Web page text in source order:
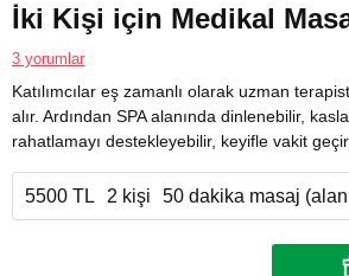
İki Kişi için Medikal
3 yorumlar
Katılımcılar eş zamanlı olarak uzman
alır. Ardından SPA alanında dinlenebilir,
rahatlamayı destekleyebilir, keyifle vakit
5500 TL 2 kişi 50 dakika masaj (alan